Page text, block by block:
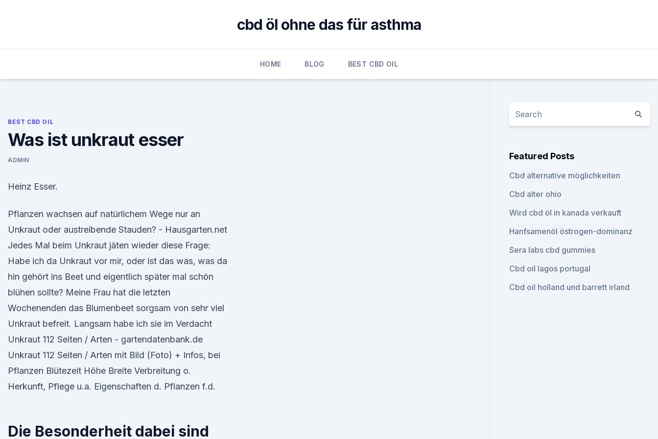
cbd öl ohne das für asthma
HOME BLOG BEST CBD OIL
BEST CBD OIL
Was ist unkraut esser
ADMIN
Heinz Esser.
Pflanzen wachsen auf natürlichem Wege nur an
Unkraut oder austreibende Stauden? - Hausgarten.net
Jedes Mal beim Unkraut jäten wieder diese Frage:
Habe ich da Unkraut vor mir, oder ist das was, was da
hin gehört ins Beet und eigentlich später mal schön
blühen sollte? Meine Frau hat die letzten
Wochenenden das Blumenbeet sorgsam von sehr viel
Unkraut befreit. Langsam habe ich sie im Verdacht
Unkraut 112 Seiten / Arten - gartendatenbank.de
Unkraut 112 Seiten / Arten mit Bild (Foto) + Infos, bei
Pflanzen Blütezeit Höhe Breite Verbreitung o.
Herkunft, Pflege u.a. Eigenschaften d. Pflanzen f.d.
Die Besonderheit dabei sind
Featured Posts
Cbd alternative möglichkeiten
Cbd alter ohio
Wird cbd öl in kanada verkauft
Hanfsamenöl östrogen-dominanz
Sera labs cbd gummies
Cbd oil lagos portugal
Cbd oil holland und barrett irland